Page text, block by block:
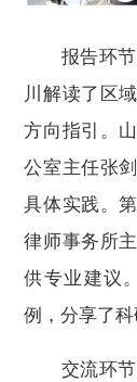
报告环节
川解读了区
方向指引 。
公室主任张
具体实践。
律师事务所
供专业建议 。
例 ，分享了
交流环